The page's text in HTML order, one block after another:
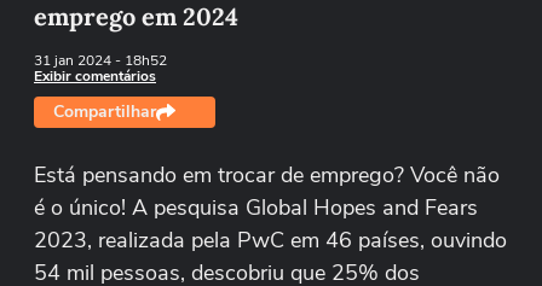
emprego em 2024
31 jan 2024- 18h52
Exibir comentários
Compartilhar
Está pensando em trocar de emprego? Você não
é o único! A pesquisa Global Hopes and Fears
2023, realizada pela PwC em 46 países, ouvindo
54 mil pessoas, descobriu que 25% dos